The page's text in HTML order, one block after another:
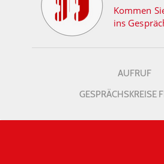
Kommen
ins
AUFRUF
GESPRÄCHSKREISE